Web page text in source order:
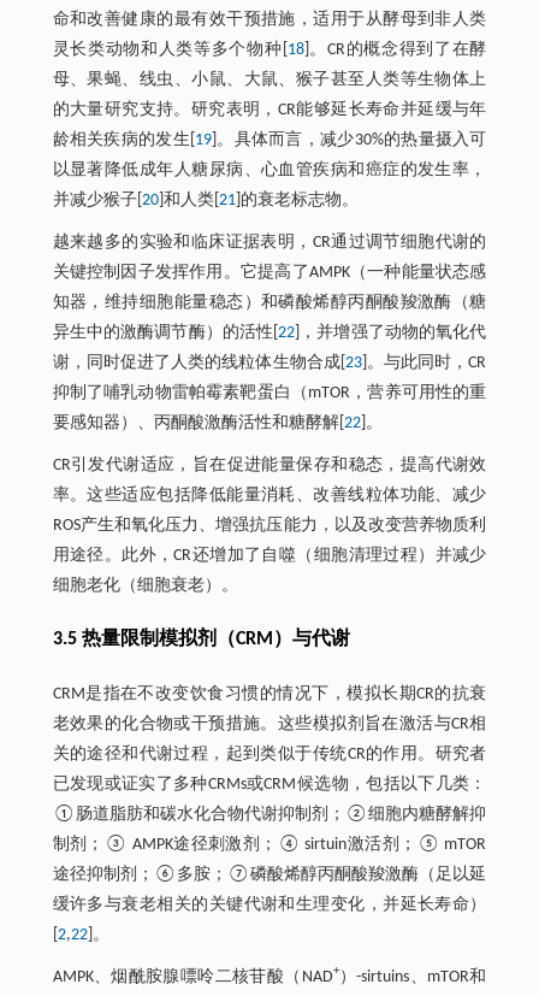
命和改善健康的最有效干预措施，适用于从酵母到非人类
灵长类动物和人类等多个物种[ 18]。CR的概念得到了在酵
母、果蝇、线虫、小鼠、大鼠、猴子甚至人类等生物体上
的大量研究支持。研究表明，CR能够延长寿命并延缓与年
龄相关疾病的发生[ 19]。具体而言，减少30%的热量摄入可
以显著降低成年人糖尿病、心血管疾病和癌症的发生率，
并减少猴子[ 20]和人类[ 21]的衰老标志物。
越来越多的实验和临床证据表明，CR通过调节细胞代谢的
关键控制因子发挥作用。它提高了AMPK（一种能量状态感
知器，维持细胞能量稳态）和磷酸烯醇丙酮酸羧激酶（糖
异生中的激酶调节酶）的活性[22 ]，并增强了动物的氧化代
谢，同时促进了人类的线粒体生物合成[ 23]。与此同时，CR
抑制了哺乳动物雷帕霉素靶蛋白（mTOR，营养可用性的重
要感知器）、丙酮酸激酶活性和糖酵解[ 22]。
CR引发代谢适应，旨在促进能量保存和稳态，提高代谢效
率。这些适应包括降低能量消耗、改善线粒体功能、减少
ROS产生和氧化压力、增强抗压能力，以及改变营养物质利
用途径。此外，CR还增加了自噬（细胞清理过程）并减少
细胞老化（细胞衰老）。
3.5 热量限制模拟剂（CRM）与代谢
CRM是指在不改变饮食习惯的情况下，模拟长期CR的抗衰
老效果的化合物或干预措施。这些模拟剂旨在激活与CR相
关的途径和代谢过程，起到类似于传统CR的作用。研究者
已发现或证实了多种CRMs或CRM候选物，包括以下几类：
①肠道脂肪和碳水化合物代谢抑制剂；②细胞内糖酵解抑
制剂；③ AMPK途径刺激剂；④ sirtuin激活剂；⑤ mTOR
途径抑制剂；⑥多胺；⑦磷酸烯醇丙酮酸羧激酶（足以延
缓许多与衰老相关的关键代谢和生理变化，并延长寿命）
2,22]。
AMPK、烟酰胺腺嘌呤二核苷酸（NAD+）-sirtuins、mTOR和